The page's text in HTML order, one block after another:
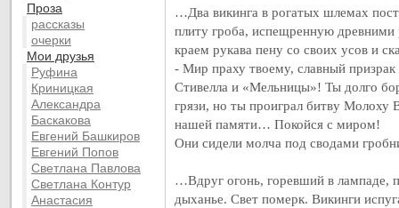
Проза
рассказы
очерки
Мои друзья
Руфина
Криницкая
Александра
Баскакова
Евгений Башкиров
Евгений Попов
Светлана Павлова
Светлана Контур
Анастасия
…Два викинга в рогатых шлемах
плиту гроба, испещренную
краем рукава пену со своих усов и
- Мир праху твоему, славный
Стивелла и «Мельницы»! Ты долго
грязи, но ты проиграл битву Молоху
нашей памяти… Покойся с миром!
Они сидели молча под сводами
…Вдруг огонь, горевший в лампаде,
дыханье. Свет померк. Викинги